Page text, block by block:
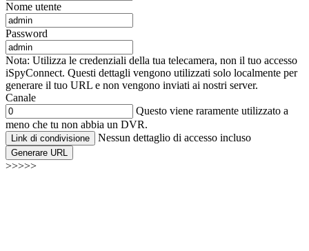
Nome utente
Password
Nota: Utilizza le credenziali della tua telecamera, non il tuo accesso
iSpyConnect. Questi dettagli vengono utilizzati solo localmente per
generare il tuo URL e non vengono inviati ai nostri server.
Canale
Questo viene raramente utilizzato a
meno che tu non abbia un DVR.
Link di condivisione Nessun dettaglio di accesso incluso
Generare URL
>>>>>